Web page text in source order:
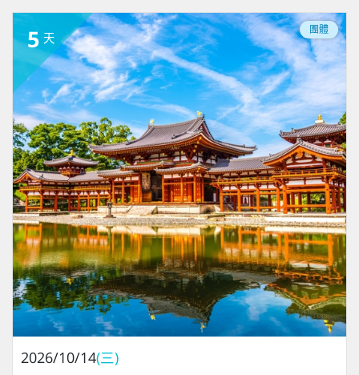
5 天
團體
2026/10/14(三)